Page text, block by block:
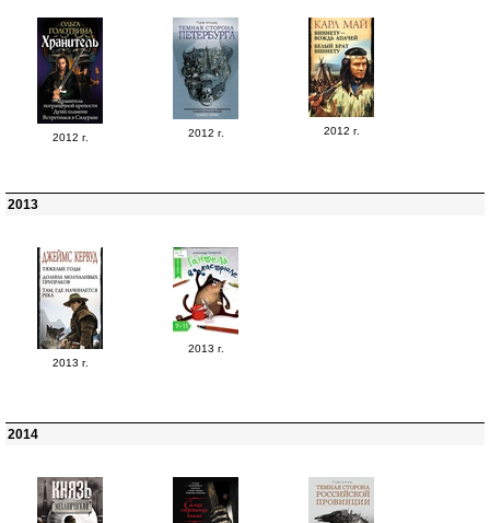
2012 г. 2012 г. 2012 г.
2013
2013 г.
2013 г.
2014